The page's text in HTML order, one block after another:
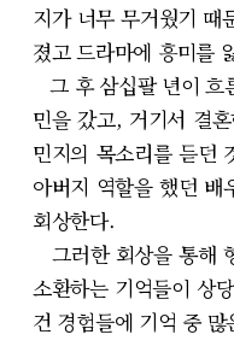
지가 너무 무거웠기 때
졌고 드라마에 흥미를
그 후 삼십팔 년이 흐
민을 갔고, 거기서 결
민지의 목소리를 듣던
아버지 역할을 했던 배
회상한다.
그러한 회상을 통해
소환하는 기억들이 상
건 경험들에 기억 중